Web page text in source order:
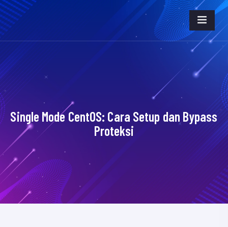
Single Mode CentOS: Cara Setup dan Bypass
Proteksi